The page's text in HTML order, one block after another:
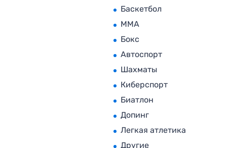
Баскетбол
MMA
Бокс
Автоспорт
Шахматы
Киберспорт
Биатлон
Допинг
Легкая атлетика
Другие